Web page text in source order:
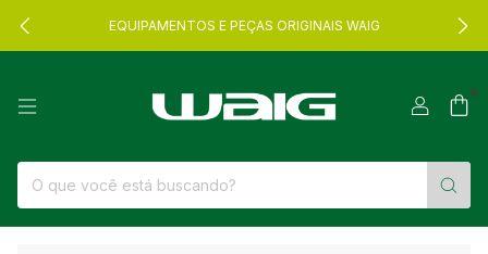
EQUIPAMENTOS E PEÇAS ORIGINAIS WAIG
0